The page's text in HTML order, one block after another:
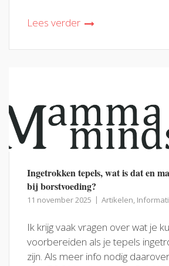
Lees verder
Ingetrokken tepels, wat is dat en
bij borstvoeding?
11 november 2025 Artikelen,
Ik krijg vaak vragen over wat je
voorbereiden als je tepels
zijn. Als meer info nodig